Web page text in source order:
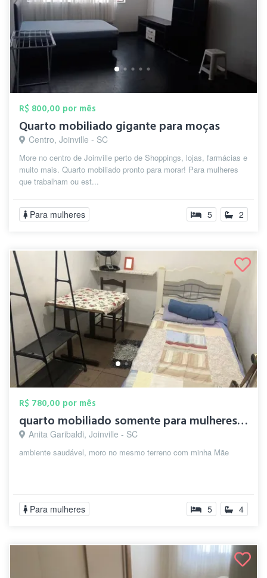
R$ 800,00 por mês
Quarto mobiliado gigante para moças
Centro, Joinville - SC
More no centro de Joinville perto de Shoppings, lojas, farmácias e
muito mais. Quarto mobiliado pronto para morar! Para mulheres
que trabalham ou est...
Para mulheres 5 2
R$ 780,00 por mês
quarto mobiliado somente para mulheres, ...
Anita Garibaldi, Joinville - SC
ambiente saudável, moro no mesmo terreno com minha Mãe
Para mulheres 5 4